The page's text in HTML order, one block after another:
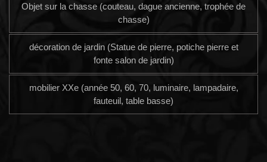
Objet sur la chasse (couteau, dague ancienne, trophée de
chasse)
décoration de jardin (Statue de pierre, potiche pierre et
fonte salon de jardin)
mobilier XXe (année 50, 60, 70, luminaire, lampadaire,
fauteuil, table basse)